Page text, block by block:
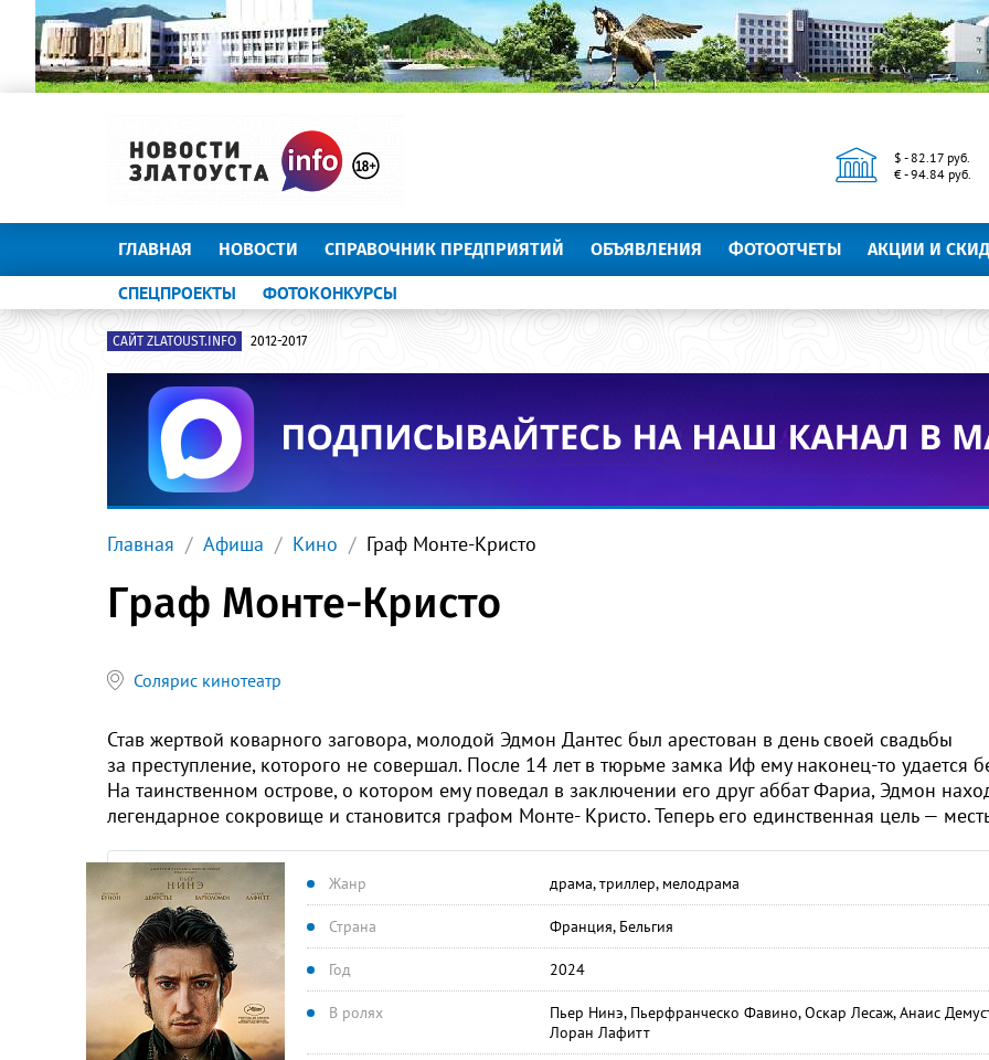
$ - 82.17 руб.
€ - 94.84 руб.
ГЛАВНАЯ НОВОСТИ СПРАВОЧНИК ПРЕДПРИЯТИЙ ОБЪЯВЛЕНИЯ ФОТООТЧЕТЫ АКЦИИ И
СПЕЦПРОЕКТЫ ФОТОКОНКУРСЫ
САЙТ ZLATOUST.INFO 2012-2017
Главная Афиша Кино Граф Монте-Кристо
Граф Монте-Кристо
Солярис кинотеатр
Став жертвой коварного заговора, молодой Эдмон Дантес был арестован в день своей свадьбы
за преступление, которого не совершал. После 14 лет в тюрьме замка Иф ему наконец-то удается
На таинственном острове, о котором ему поведал в заключении его друг аббат Фариа, Эдмон
легендарное сокровище и становится графом Монте- Кристо. Теперь его единственная цель —
Жанр драма, триллер, мелодрама
Страна Франция, Бельгия
Год 2024
В ролях
Пьер Нинэ, Пьерфранческо Фавино, Оскар Лесаж, Анаис
Лоран Лафитт